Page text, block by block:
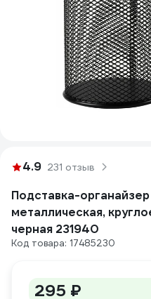
4.9 231 отзыв
Подставка-органайзер
металлическая,
черная 231940
Код товара: 17485230
295 ₽